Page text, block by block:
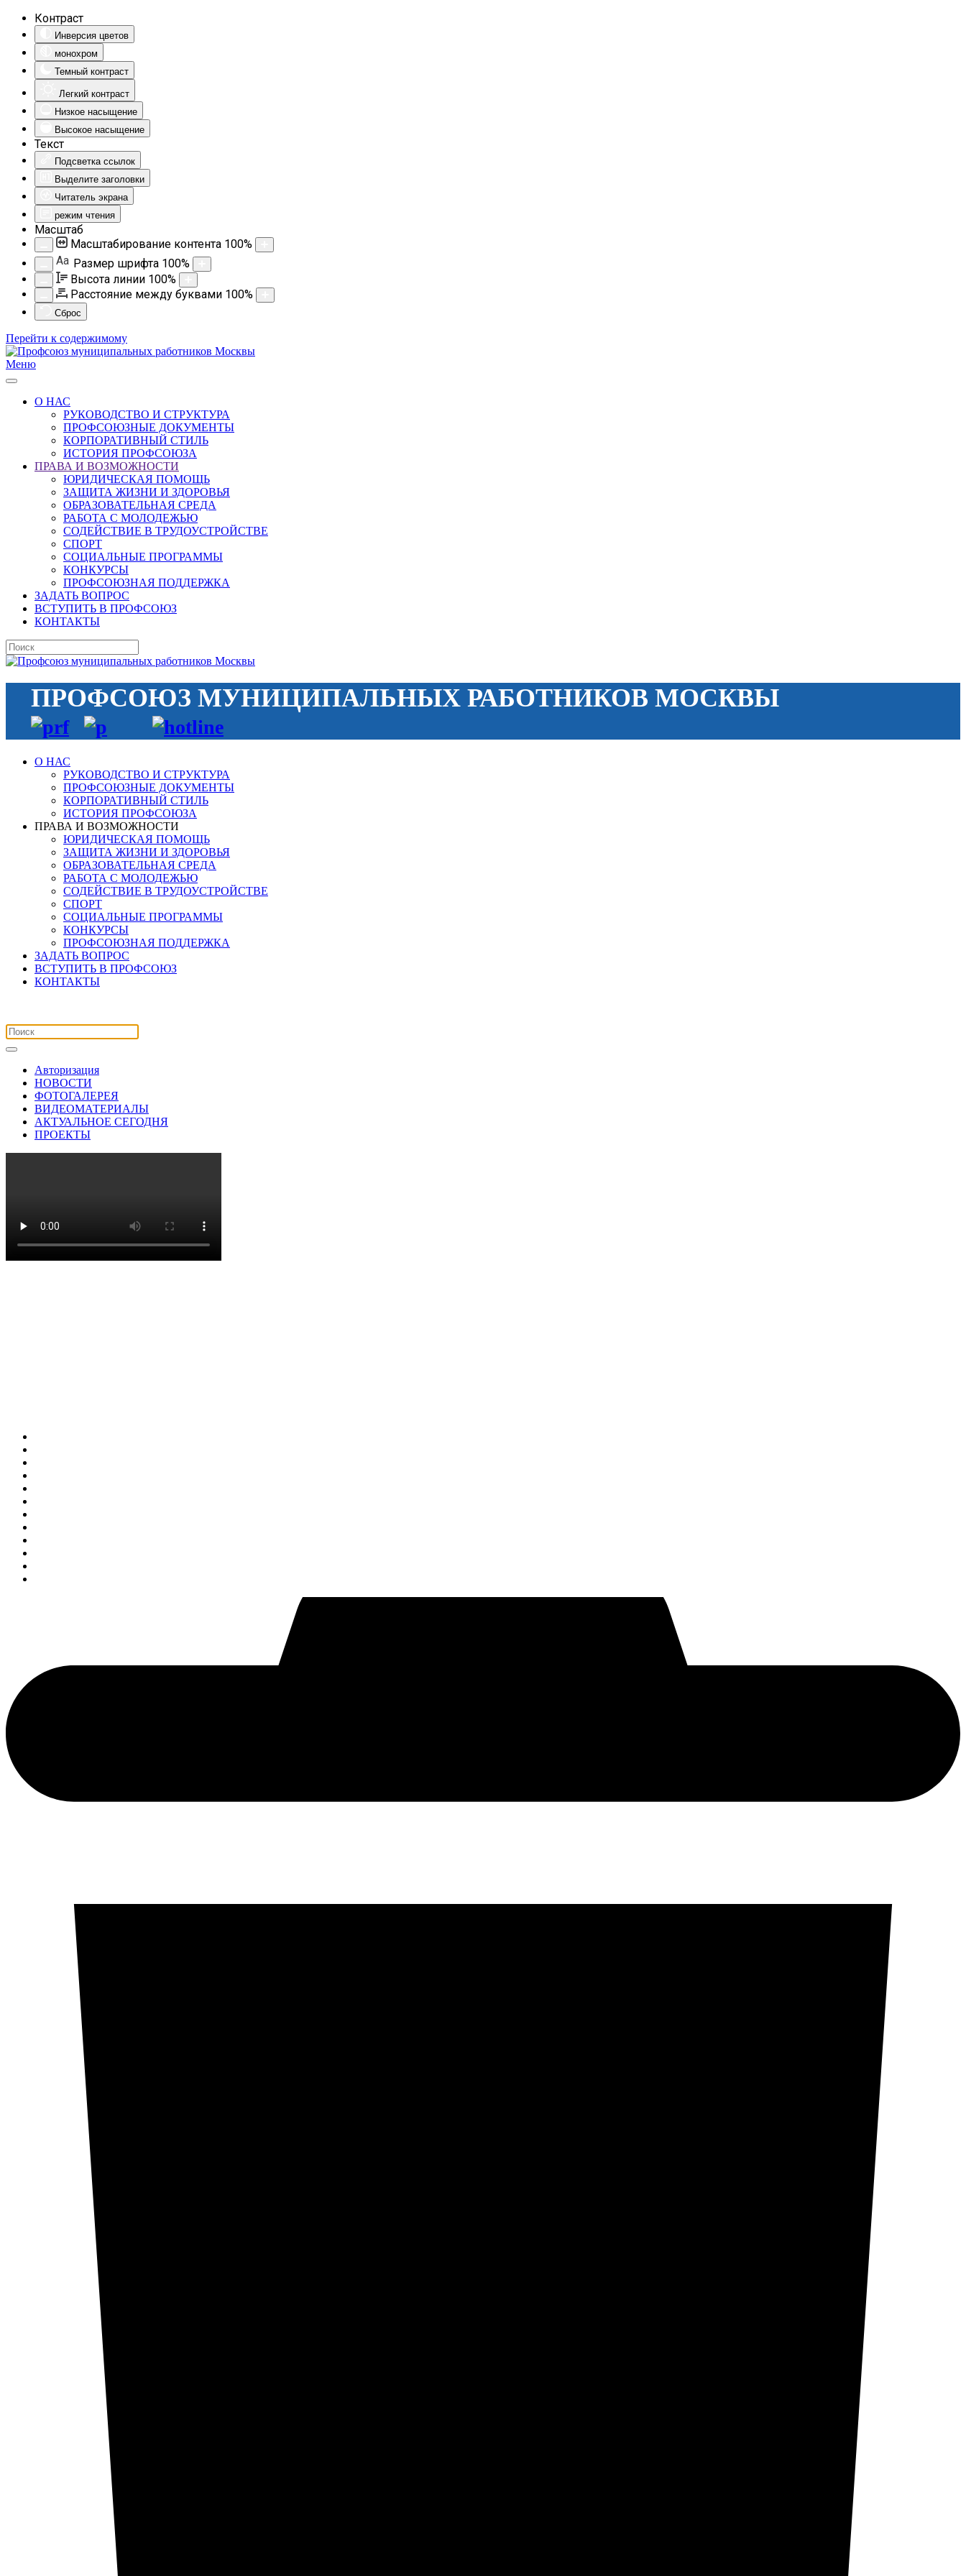
Контраст
Инверсия цветов
монохром
Темный контраст
Легкий контраст
Низкое насыщение
Высокое насыщение
Текст
Подсветка ссылок
Выделите заголовки
Читатель экрана
режим чтения
Масштаб
Масштабирование контента 100%
Aa Размер шрифта 100%
Высота линии 100%
Расстояние между буквами 100%
Сброс
Перейти к содержимому
Меню
О НАС
РУКОВОДСТВО И СТРУКТУРА
ПРОФСОЮЗНЫЕ ДОКУМЕНТЫ
КОРПОРАТИВНЫЙ СТИЛЬ
ИСТОРИЯ ПРОФСОЮЗА
ПРАВА И ВОЗМОЖНОСТИ
ЮРИДИЧЕСКАЯ ПОМОЩЬ
ЗАЩИТА ЖИЗНИ И ЗДОРОВЬЯ
ОБРАЗОВАТЕЛЬНАЯ СРЕДА
РАБОТА С МОЛОДЕЖЬЮ
СОДЕЙСТВИЕ В ТРУДОУСТРОЙСТВЕ
СПОРТ
СОЦИАЛЬНЫЕ ПРОГРАММЫ
КОНКУРСЫ
ПРОФСОЮЗНАЯ ПОДДЕРЖКА
ЗАДАТЬ ВОПРОС
ВСТУПИТЬ В ПРОФСОЮЗ
КОНТАКТЫ
ПРОФСОЮЗ МУНИЦИПАЛЬНЫХ РАБОТНИКОВ МОСКВЫ
О НАС
РУКОВОДСТВО И СТРУКТУРА
ПРОФСОЮЗНЫЕ ДОКУМЕНТЫ
КОРПОРАТИВНЫЙ СТИЛЬ
ИСТОРИЯ ПРОФСОЮЗА
ПРАВА И ВОЗМОЖНОСТИ
ЮРИДИЧЕСКАЯ ПОМОЩЬ
ЗАЩИТА ЖИЗНИ И ЗДОРОВЬЯ
ОБРАЗОВАТЕЛЬНАЯ СРЕДА
РАБОТА С МОЛОДЕЖЬЮ
СОДЕЙСТВИЕ В ТРУДОУСТРОЙСТВЕ
СПОРТ
СОЦИАЛЬНЫЕ ПРОГРАММЫ
КОНКУРСЫ
ПРОФСОЮЗНАЯ ПОДДЕРЖКА
ЗАДАТЬ ВОПРОС
ВСТУПИТЬ В ПРОФСОЮЗ
КОНТАКТЫ
Авторизация
НОВОСТИ
ФОТОГАЛЕРЕЯ
ВИДЕОМАТЕРИАЛЫ
АКТУАЛЬНОЕ СЕГОДНЯ
ПРОЕКТЫ